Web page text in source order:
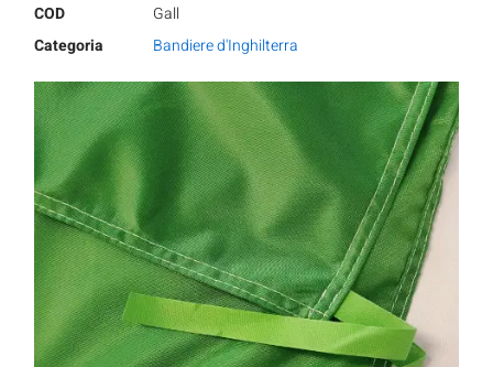
COD
Gall
Categoria
Bandiere d'Inghilterra